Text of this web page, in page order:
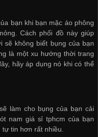
bạn khi bạn mặc áo phông
Cách phối đồ này giúp
sẽ không biết bụng của bạn
là một xu hướng thời trang
hãy áp dụng nó khi có thể
làm cho bụng của bạn cải
nam giá sỉ tphcm của bạn
tự tin hơn rất nhiều.